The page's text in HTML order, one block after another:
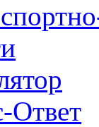
Ответ